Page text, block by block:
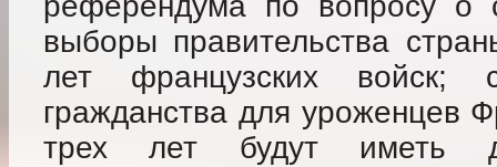
выборы правительства
лет французских войск;
гражданства для уроженцев
трех лет будут иметь